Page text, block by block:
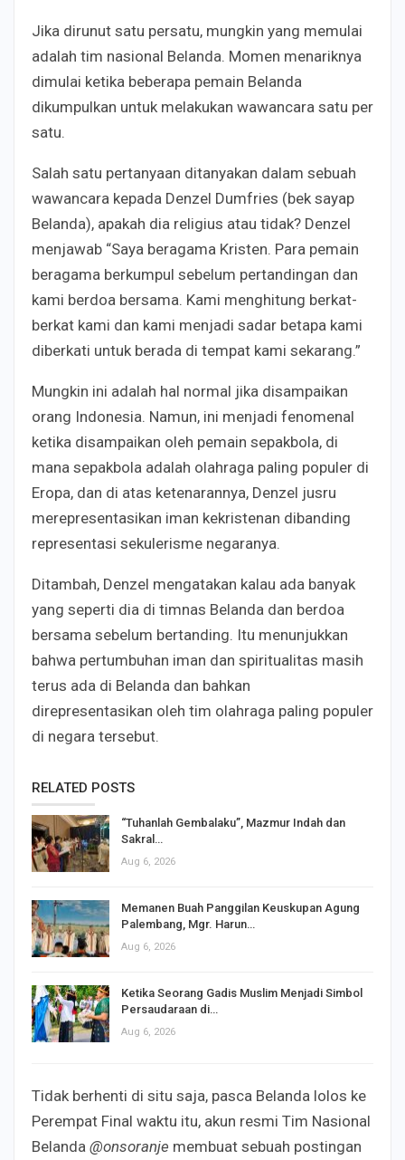
Jika dirunut satu persatu, mungkin yang memulai
adalah tim nasional Belanda. Momen menariknya
dimulai ketika beberapa pemain Belanda
dikumpulkan untuk melakukan wawancara satu per
satu.
Salah satu pertanyaan ditanyakan dalam sebuah
wawancara kepada Denzel Dumfries (bek sayap
Belanda), apakah dia religius atau tidak? Denzel
menjawab “Saya beragama Kristen. Para pemain
beragama berkumpul sebelum pertandingan dan
kami berdoa bersama. Kami menghitung berkat-
berkat kami dan kami menjadi sadar betapa kami
diberkati untuk berada di tempat kami sekarang.”
Mungkin ini adalah hal normal jika disampaikan
orang Indonesia. Namun, ini menjadi fenomenal
ketika disampaikan oleh pemain sepakbola, di
mana sepakbola adalah olahraga paling populer di
Eropa, dan di atas ketenarannya, Denzel jusru
merepresentasikan iman kekristenan dibanding
representasi sekulerisme negaranya.
Ditambah, Denzel mengatakan kalau ada banyak
yang seperti dia di timnas Belanda dan berdoa
bersama sebelum bertanding. Itu menunjukkan
bahwa pertumbuhan iman dan spiritualitas masih
terus ada di Belanda dan bahkan
direpresentasikan oleh tim olahraga paling populer
di negara tersebut.
RELATED POSTS
“Tuhanlah Gembalaku”, Mazmur Indah dan
Sakral…
Aug 6, 2026
Memanen Buah Panggilan Keuskupan Agung
Palembang, Mgr. Harun…
Aug 6, 2026
Ketika Seorang Gadis Muslim Menjadi Simbol
Persaudaraan di…
Aug 6, 2026
Tidak berhenti di situ saja, pasca Belanda lolos ke
Perempat Final waktu itu, akun resmi Tim Nasional
Belanda @onsoranje membuat sebuah postingan